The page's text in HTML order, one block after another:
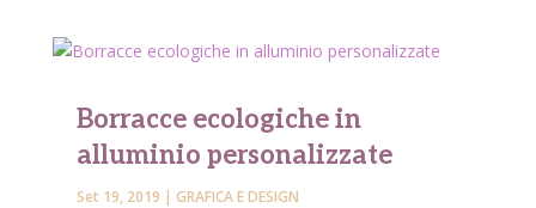
Borracce ecologiche in
alluminio personalizzate
Set 19, 2019 | GRAFICA E DESIGN